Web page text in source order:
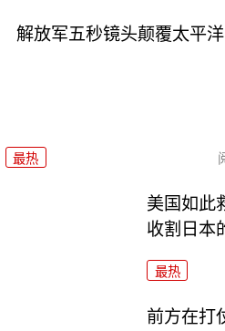
解放军五秒镜头颠覆太平
最热
美国如此
收割日本
最热
前方在打